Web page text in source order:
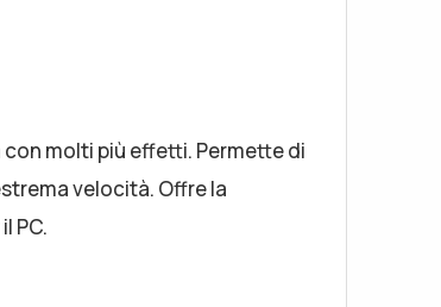
molti più effetti. Permette di
velocità. Offre la
PC.